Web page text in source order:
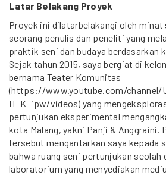
Latar Belakang Proyek
Proyek ini dilatarbelakangi oleh minat
seorang penulis dan peneliti yang
praktik seni dan budaya berdasarkan
Sejak tahun 2015, saya bergiat di
bernama Teater Komunitas
(https://www.youtube.com/channel/
H_K_ipw/videos) yang
pertunjukan eksperimental
kota Malang, yakni Panji & Anggraini.
tersebut mengantarkan saya kepada
bahwa ruang seni pertunjukan seolah
laboratorium yang menyediakan